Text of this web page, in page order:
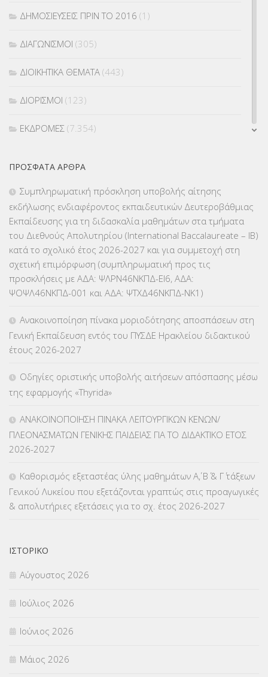
ΔΗΜΟΣΙΕΥΣΕΙΣ ΠΡΙΝ ΤΟ 2016 (1)
ΔΙΑΓΩΝΙΣΜΟΙ (305)
ΔΙΟΙΚΗΤΙΚΑ ΘΕΜΑΤΑ (443)
ΔΙΟΡΙΣΜΟΙ (123)
ΕΚΔΡΟΜΕΣ (7.354)
ΕΠΙΜΟΡΦΩΣΗ Τ.Π.Ε.(10)
ΕΥΡΩΠΑΪΚΑ ΠΡΟΓΡΑΜΜΑΤΑ(230)
ΚΕΣΥ (60)
ΚΕΣΥΠ(109)
ΚΠγ – ΚΡΑΤΙΚΟ ΠΙΣΤΟΠΟΙΗΤΙΚΟ ΓΛΩΣΣΟΜΑΘΕΙΑΣ(135)
ΚΠπ- ΚΡΑΤΙΚΟ ΠΙΣΤΟΠΟΙΗΤΙΚΟ ΠΛΗΡΟΦΟΡΙΚΗΣ
ΛΟΙΠΑ(309)
ΜΕΤΑΘΕΣΕΙΣ-ΤΟΠΟΘΕΤΗΣΕΙΣ ΒΕΛΤΙΩΣΕΙΣ(319)
ΜΕΤΑΦΟΡΑ ΜΑΘΗΤΩΝ(3)
ΟΙΚΟΝΟΜΙΚΑ ΘΕΜΑΤΑ
Π.Ε.Κ. ΗΡΑΚΛΕΙΟΥ
ΠΑΝΕΛΛΑΔΙΚΕΣ ΕΞΕΤΑΣΕΙΣ
ΠΡΟΚΗΡΥΞΕΙΣ
ΣΕΜΙΝΑΡΙΑ – ΗΜΕΡΙΔΕΣ
ΠΡΌΣΦΑΤΑ ΆΡΘΡΑ
Συμπληρωματική πρόσκληση υποβολής αίτησης
εκδήλωσης ενδιαφέροντος εκπαιδευτικών Δευτεροβάθμιας
Εκπαίδευσης για τη διδασκαλία μαθημάτων στα τμήματα
του Διεθνούς Απολυτηρίου (International Baccalaureate – IB)
κατά το σχολικό έτος 2026-2027 και για συμμετοχή στη
σχετική επιμόρφωση (συμπληρωματική προς τις
προσκλήσεις με ΑΔΑ: ΨΛΡΝ46ΝΚΠΔ-ΕΙ6, ΑΔΑ:
ΨΟΨΛ46ΝΚΠΔ-001 και ΑΔΑ: ΨΤΧΔ46ΝΚΠΔ-ΝΚ1)
Ανακοινοποίηση πίνακα μοριοδότησης αποσπάσεων στη
Γενική Εκπαίδευση εντός του ΠΥΣΔΕ Ηρακλείου διδακτικού
έτους 2026-2027
Οδηγίες οριστικής υποβολής αιτήσεων απόσπασης μέσω
της εφαρμογής «Thyrida»
ΑΝΑΚΟΙΝΟΠΟΙΗΣΗ ΠΙΝΑΚΑ ΛΕΙΤΟΥΡΓΙΚΩΝ ΚΕΝΩΝ/
ΠΛΕΟΝΑΣΜΑΤΩΝ ΓΕΝΙΚΗΣ ΠΑΙΔΕΙΑΣ ΓΙΑ ΤΟ ΔΙΔΑΚΤΙΚΟ ΕΤΟΣ
2026-2027
Καθορισμός εξεταστέας ύλης μαθημάτων Α΄, Β΄ & Γ΄ τάξεων
Γενικού Λυκείου που εξετάζονται γραπτώς στις προαγωγικές
& απολυτήριες εξετάσεις για το σχ. έτος 2026-2027
ΙΣΤΟΡΙΚΌ
Αύγουστος 2026
Ιούλιος 2026
Ιούνιος 2026
Μάιος 2026